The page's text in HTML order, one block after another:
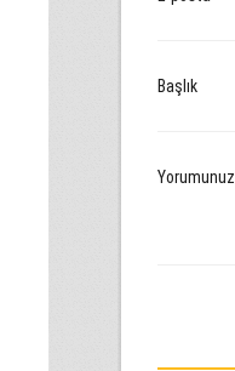
Başlık
Yorumunuz